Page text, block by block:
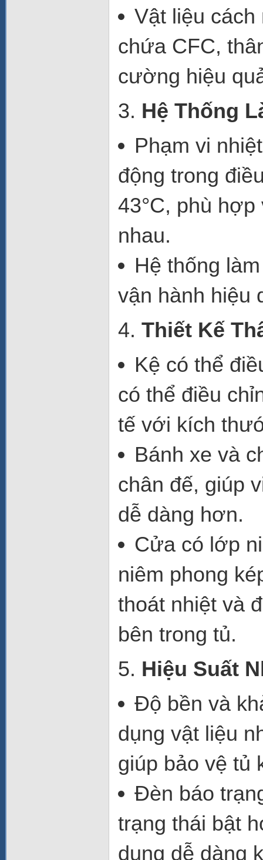
Vật liệu cách
chứa CFC,
cường hiệu
3. Hệ Thống
Phạm vi
động trong
43°C, phù hợp
nhau.
Hệ thống
vận hành hiệu
4. Thiết Kế
Kệ có thể
có thể điều
tế với kích
Bánh xe và
chân đế, giúp
dễ dàng hơn.
Cửa có lớp
niêm phong
thoát nhiệt và
bên trong tủ.
5. Hiệu Suất
Độ bền và
dụng vật liệu
giúp bảo vệ tủ
Đèn báo
trạng thái bật
dụng dễ dàng